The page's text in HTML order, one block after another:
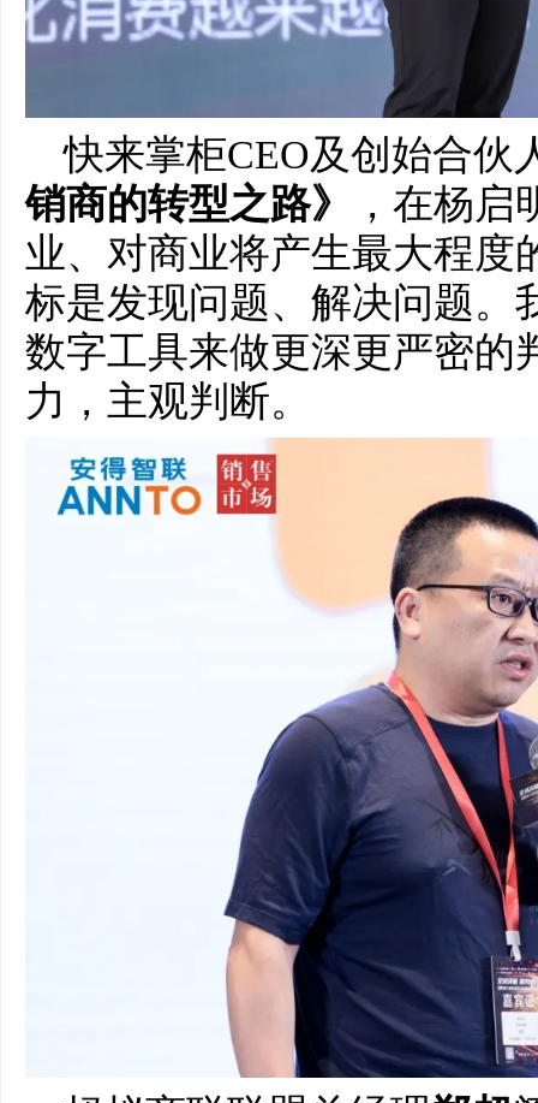
快来掌柜CEO及创始合伙
销商的转型之路》
，在杨
业、对商业将产生最大程度
标是发现问题、解决问题。
数字工具来做更深更严密的
力，主观判断。